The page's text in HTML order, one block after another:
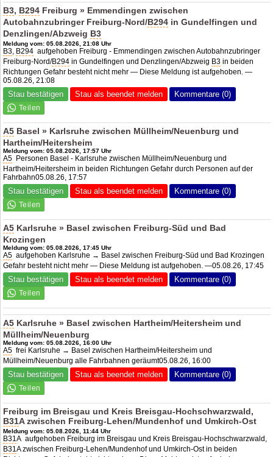
B3, B294 Freiburg » Emmendingen zwischen
Autobahnzubringer Freiburg-Nord/B294 in Gundelfingen und
Denzlingen/Abzweig B3
Meldung vom: 05.08.2026, 21:08 Uhr
B3, B294 aufgehoben Freiburg - Emmendingen zwischen Autobahnzubringer
Freiburg-Nord/B294 in Gundelfingen und Denzlingen/Abzweig B3 in beiden
Richtungen Gefahr besteht nicht mehr — Diese Meldung ist aufgehoben. —
05.08.26, 21:08
Stau bestätigen Stau als beendet melden Kommentare (0)
A5 Basel » Karlsruhe zwischen Müllheim/Neuenburg und
Hartheim/Heitersheim
Meldung vom: 05.08.2026, 17:57 Uhr
A5 Personen Basel - Karlsruhe zwischen Müllheim/Neuenburg und
Hartheim/Heitersheim in beiden Richtungen Gefahr durch Personen auf der
Fahrbahn05.08.26, 17:57
Stau bestätigen Stau als beendet melden Kommentare (0)
A5 Karlsruhe » Basel zwischen Freiburg-Süd und Bad
Krozingen
Meldung vom: 05.08.2026, 17:45 Uhr
A5 aufgehoben Karlsruhe → Basel zwischen Freiburg-Süd und Bad Krozingen
Gefahr besteht nicht mehr — Diese Meldung ist aufgehoben. —05.08.26, 17:45
Stau bestätigen Stau als beendet melden Kommentare (0)
A5 Karlsruhe » Basel zwischen Hartheim/Heitersheim und
Müllheim/Neuenburg
Meldung vom: 05.08.2026, 16:00 Uhr
A5 frei Karlsruhe → Basel zwischen Hartheim/Heitersheim und
Müllheim/Neuenburg alle Fahrbahnen geräumt05.08.26, 16:00
Stau bestätigen Stau als beendet melden Kommentare (0)
Freiburg im Breisgau und Kreis Breisgau-Hochschwarzwald,
B31A zwischen Freiburg-Lehen/Mundenhof und Umkirch-Ost
Meldung vom: 05.08.2026, 11:44 Uhr
B31A aufgehoben Freiburg im Breisgau und Kreis Breisgau-Hochschwarzwald,
B31A zwischen Freiburg-Lehen/Mundenhof und Umkirch-Ost in beiden